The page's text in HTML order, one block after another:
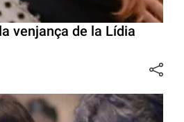
venjança de la Lídia